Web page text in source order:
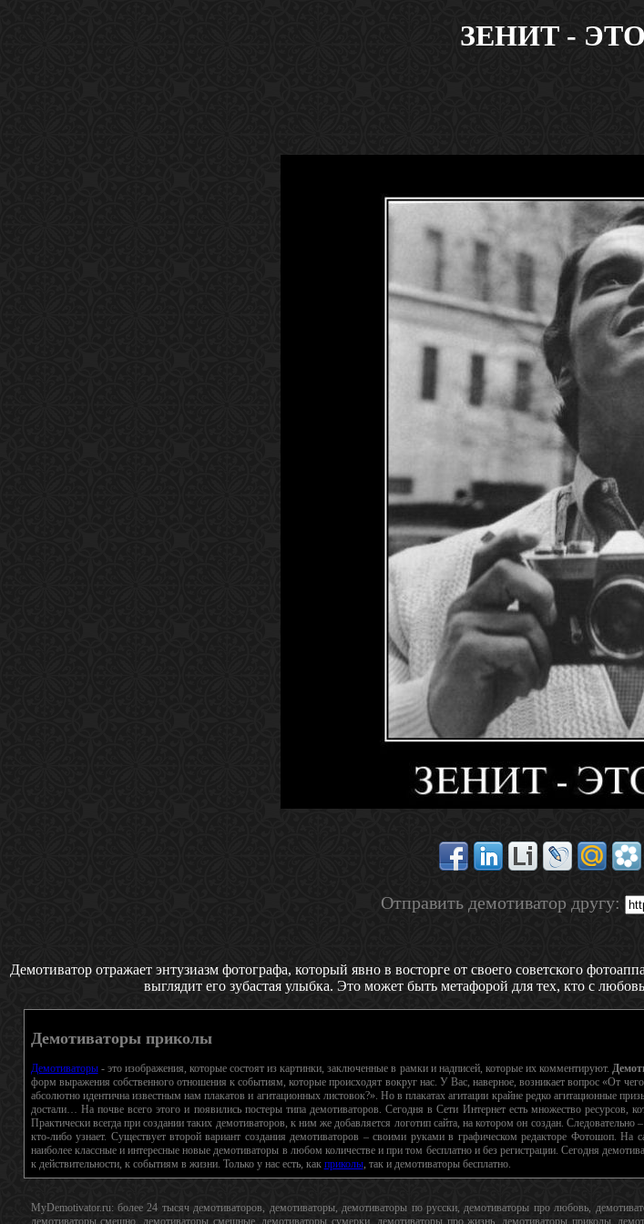
ЗЕНИТ -
Отправить демотиватор другу:
Демотиватор отражает энтузиазм фотографа, который явно в восторге от своего советского
выглядит его зубастая улыбка. Это может быть метафорой для тех, кто с
Демотиваторы приколы
Демотиваторы- это изображения, которые состоят из картинки, заключенные в рамки и надписей, которые их комментируют.
форм выражения собственного отношения к событиям, которые происходят вокруг нас. У Вас, наверное, возникает вопрос «От
абсолютно идентична известным нам плакатов и агитационных листовок?». Но в плакатах агитации крайне редко агитационные
достали… На почве всего этого и появились постеры типа демотиваторов. Сегодня в Сети Интернет есть множество
Практически всегда при создании таких демотиваторов, к ним же добавляется логотип сайта, на котором он создан.
кто-либо узнает. Существует второй вариант создания демотиваторов – своими руками в графическом редакторе Фотошоп.
наиболее классные и интересные новые демотиваторы в любом количестве и при том бесплатно и без регистрации. Сегодня
к действительности, к событиям в жизни. Только у нас есть, как приколы, так и демотиваторы бесплатно.
MyDemotivator.ru: более 24 тысяч демотиваторов, демотиваторы, демотиваторы по русски, демотиваторы про любовь,
демотиваторы смешно, демотиваторы смешные, демотиваторы сумерки, демотиваторы про жизнь, демотиваторы приколы,